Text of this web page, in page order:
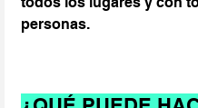
personas.